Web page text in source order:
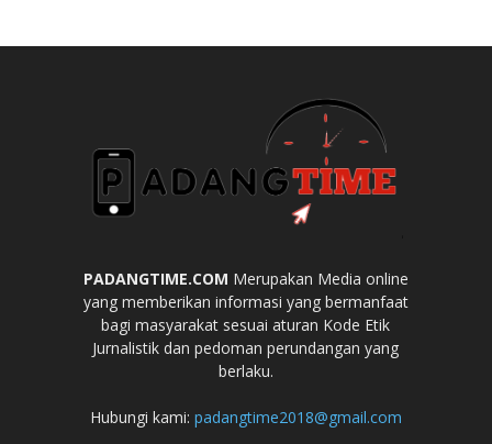
PADANGTIME.COM Merupakan Media online
yang memberikan informasi yang bermanfaat
bagi masyarakat sesuai aturan Kode Etik
Jurnalistik dan pedoman perundangan yang
berlaku.
Hubungi kami: padangtime2018@gmail.com